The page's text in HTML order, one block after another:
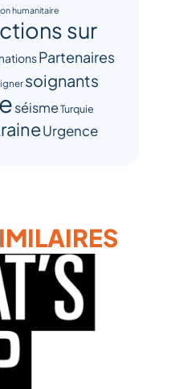
humanitaire
sur
Partenaires
soignants
séismeTurquie
Urgence